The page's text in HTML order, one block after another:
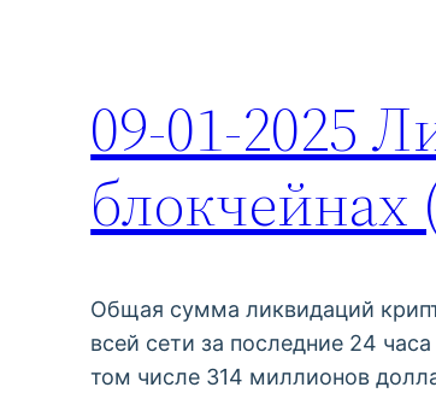
09-01-2025
Общая сумма ликвидаций
всей сети за последние 24
том числе 314 миллионов